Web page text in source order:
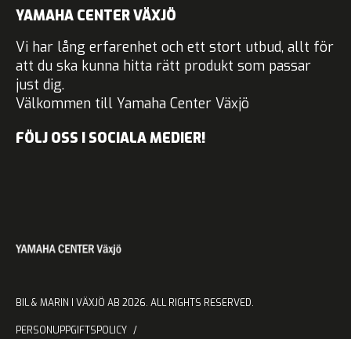
YAMAHA CENTER VÄXJÖ
Vi har lång erfarenhet och ett stort utbud, allt för
att du ska kunna hitta rätt produkt som passar
just dig.
Välkommen till Yamaha Center Växjö
FÖLJ OSS I SOCIALA MEDIER!
BIL & MARIN I VÄXJÖ AB 2026. ALL RIGHTS RESERVED.
PERSONUPPGIFTSPOLICY